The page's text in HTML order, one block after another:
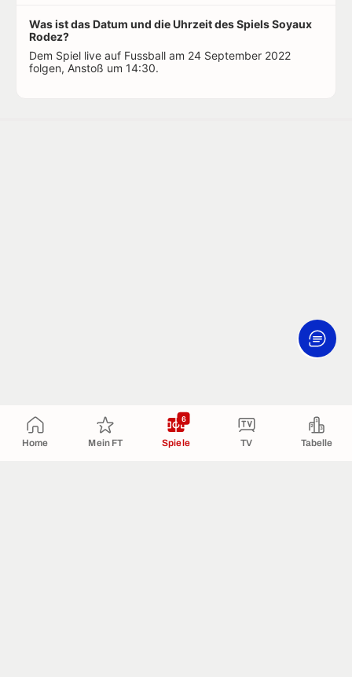
Home Mein FT Spiele
6
TV Tabelle
Was ist das Datum und die Uhrzeit des Spiels Soyaux
Rodez?
Dem Spiel live auf Fussball am 24 September 2022
folgen, Anstoß um 14:30.